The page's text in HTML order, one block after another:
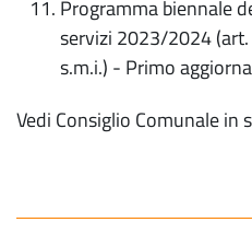
Programma biennale
servizi 2023/2024
s.m.i.) - Primo
Vedi Consiglio Comunale in